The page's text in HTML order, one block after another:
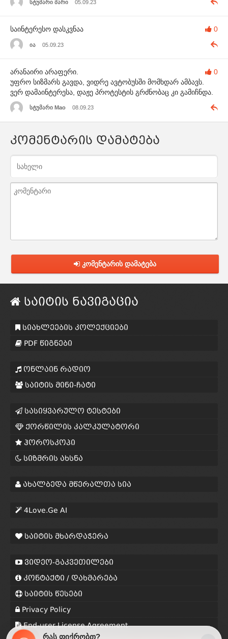
რას ფიქრობთ?
სტუმარი მარი 05.09.23
0
საინტერესო დასკვნაა
ია 05.09.23
0
არანაირი არაფერი.
უფრო სიზმარს გავდა, ვიდრე ავტობუსში მომხდარ ამბავს.
ვერ დამაინტერესა, დაჟე პროტესტის გრძნობაც კი გამიჩნდა.
სტუმარი Mao 08.09.23
კომენტარის დამატება
კომენტარის დამატება
საიტის ნავიგაცია
სიახლეების კოლექციები
PDF წიგნები
ონლაინ რადიო
საიტის მინი-ჩატი
სასიყვარულო ტესტები
ქორწილის კალკულატორი
ჰოროსკოპი
სიზმრის ახსნა
ახალბედა მწერალთა სია
4Love.Ge AI
საიტის მხარდაჭერა
ვიდეო-გაკვეთილები
კონტაქტი / დახმარება
საიტის წესები
Privacy Policy
End-user License Agreement